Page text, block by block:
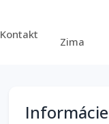
Kontakt
Zima
Informácie